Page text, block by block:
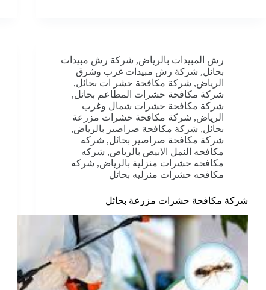
رش المبيدات بالرياض, شركة رش مبيدات
بحائل, شركة رش مبيدات غرب وشرق
الرياض, شركة مكافحة حشر ات بحائل,
شركة مكافحة حشرات المطاعم بحائل,
شركة مكافحة حشرات شمال وغرب
الرياض, شركة مكافحة حشرات مزرعة
بحائل, شركة مكافحة صراصير بالرياض,
شركة مكافحة صراصير بحائل, شركه
مكافحه النمل الابيض بالرياض, شركه
مكافحه حشرات منزلية بالرياض, شركه
مكافحه حشرات منزليه بحائل
شركة مكافحة حشرات مزرعة بحائل